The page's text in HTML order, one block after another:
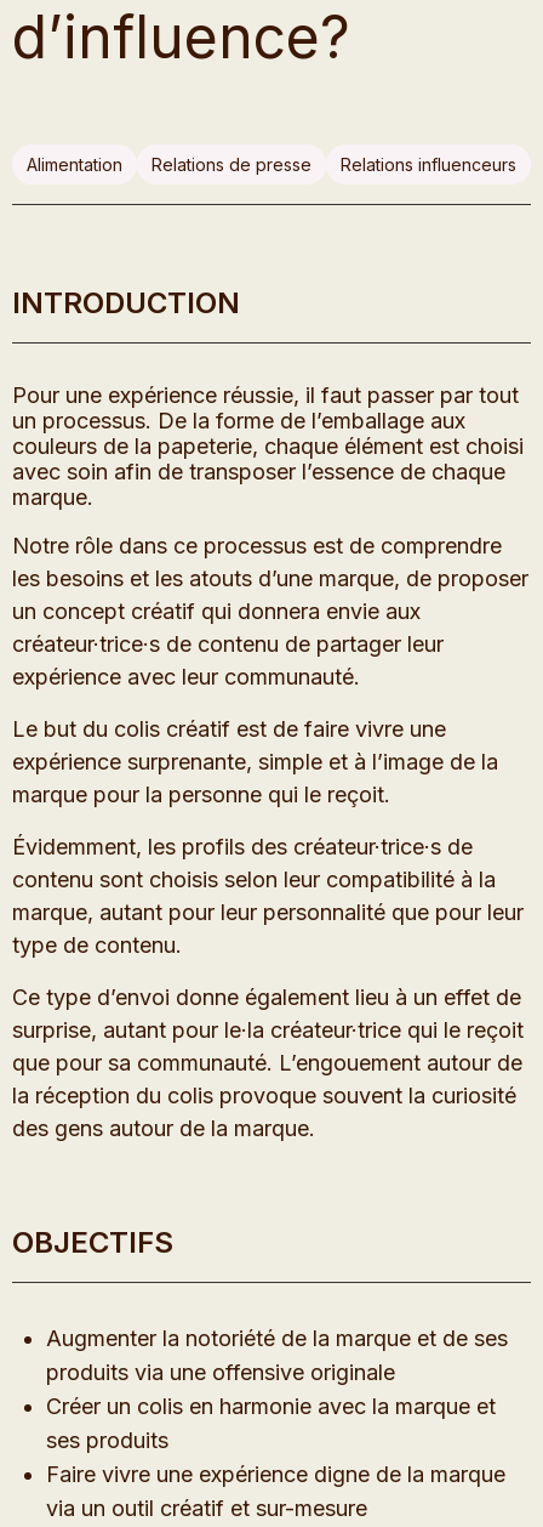
d’influence?
Alimentation Relations de presse Relations influenceurs
INTRODUCTION
Pour une expérience réussie, il faut passer par tout
un processus. De la forme de l’emballage aux
couleurs de la papeterie, chaque élément est choisi
avec soin afin de transposer l’essence de chaque
marque.
Notre rôle dans ce processus est de comprendre
les besoins et les atouts d’une marque, de proposer
un concept créatif qui donnera envie aux
créateur·trice·s de contenu de partager leur
expérience avec leur communauté.
Le but du colis créatif est de faire vivre une
expérience surprenante, simple et à l’image de la
marque pour la personne qui le reçoit.
Évidemment, les profils des créateur·trice·s de
contenu sont choisis selon leur compatibilité à la
marque, autant pour leur personnalité que pour leur
type de contenu.
Ce type d’envoi donne également lieu à un effet de
surprise, autant pour le·la créateur·trice qui le reçoit
que pour sa communauté. L’engouement autour de
la réception du colis provoque souvent la curiosité
des gens autour de la marque.
OBJECTIFS
Augmenter la notoriété de la marque et de ses
produits via une offensive originale
Créer un colis en harmonie avec la marque et
ses produits
Faire vivre une expérience digne de la marque
via un outil créatif et sur-mesure